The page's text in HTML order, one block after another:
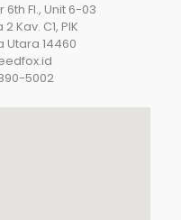
Fl., Unit 6-03
Kav. C1, PIK
Utara 14460
5002